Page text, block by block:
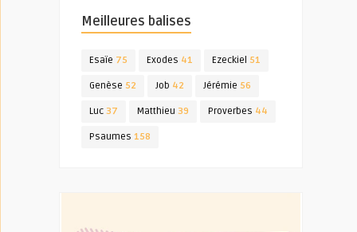
Meilleures balises
Esaïe 75 Exodes 41 Ezeckiel 51
Genèse 52 Job 42 Jérémie 56
Luc 37 Matthieu 39 Proverbes 44
Psaumes 158